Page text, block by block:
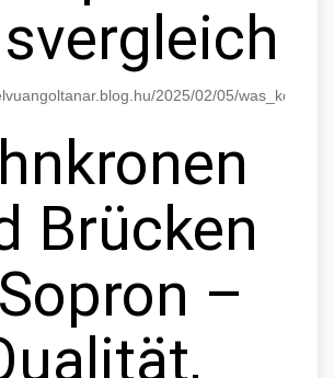
2025/02/05/
Brücken
–